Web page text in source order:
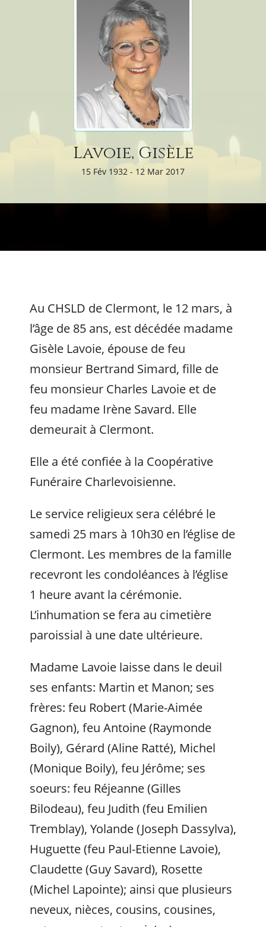
Lavoie, Gisèle
15 Fév 1932 - 12 Mar 2017
Au CHSLD de Clermont, le 12 mars, à
l’âge de 85 ans, est décédée madame
Gisèle Lavoie, épouse de feu
monsieur Bertrand Simard, fille de
feu monsieur Charles Lavoie et de
feu madame Irène Savard. Elle
demeurait à Clermont.
Elle a été confiée à la Coopérative
Funéraire Charlevoisienne.
Le service religieux sera célébré le
samedi 25 mars à 10h30 en l’église de
Clermont. Les membres de la famille
recevront les condoléances à l’église
1 heure avant la cérémonie.
L’inhumation se fera au cimetière
paroissial à une date ultérieure.
Madame Lavoie laisse dans le deuil
ses enfants: Martin et Manon; ses
frères: feu Robert (Marie-Aimée
Gagnon), feu Antoine (Raymonde
Boily), Gérard (Aline Ratté), Michel
(Monique Boily), feu Jérôme; ses
soeurs: feu Réjeanne (Gilles
Bilodeau), feu Judith (feu Emilien
Tremblay), Yolande (Joseph Dassylva),
Huguette (feu Paul-Etienne Lavoie),
Claudette (Guy Savard), Rosette
(Michel Lapointe); ainsi que plusieurs
neveux, nièces, cousins, cousines,